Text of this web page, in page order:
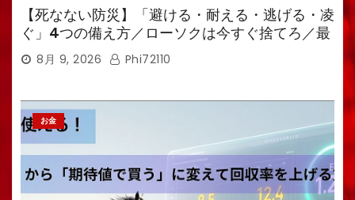
【死なない防災】「避ける・耐える・逃げる・凌
ぐ」4つの備え方／ローソクは今すぐ捨てろ／最
強備蓄食は「羊羹」／トイレ備蓄がなければ食料
も無意味
8月 9, 2026 Phi72110
お金